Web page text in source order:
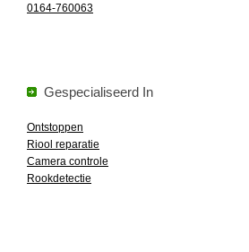
0164-760063
Gespecialiseerd In
Ontstoppen
Riool reparatie
Camera controle
Rookdetectie